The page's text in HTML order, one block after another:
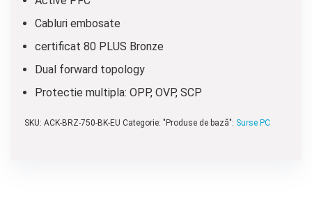
Cabluri embosate
certificat 80 PLUS Bronze
Dual forward topology
Protectie multipla: OPP, OVP, SCP
SKU: ACK-BRZ-750-BK-EU Categorie: "Produse de bază": Surse PC